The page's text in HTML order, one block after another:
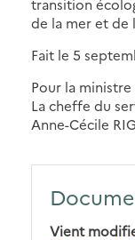
de la mer et de
Fait le 5
Pour la
La cheffe du
Anne-Cécile
Vient